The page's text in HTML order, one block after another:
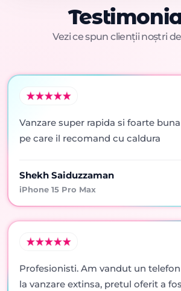
Vezi ce spun clienții noștri
Vanzare super rapida si foarte
pe care il recomand cu caldura
Shekh Saiduzzaman
iPhone 15 Pro Max
Profesionisti. Am vandut un
la vanzare extinsa, pretul oferit a